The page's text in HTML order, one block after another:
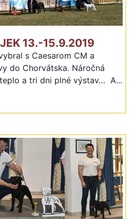
13.-15.9.2019
s Caesarom CM a
do Chorvátska. Náročná
a tri dni plné výstav… A...